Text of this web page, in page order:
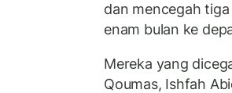
dan mencegah
enam bulan ke
Mereka yang
Qoumas, Ishfah